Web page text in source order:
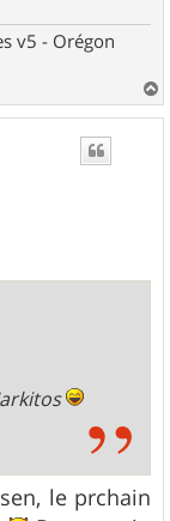
v5 - Orégon
a
le prchain